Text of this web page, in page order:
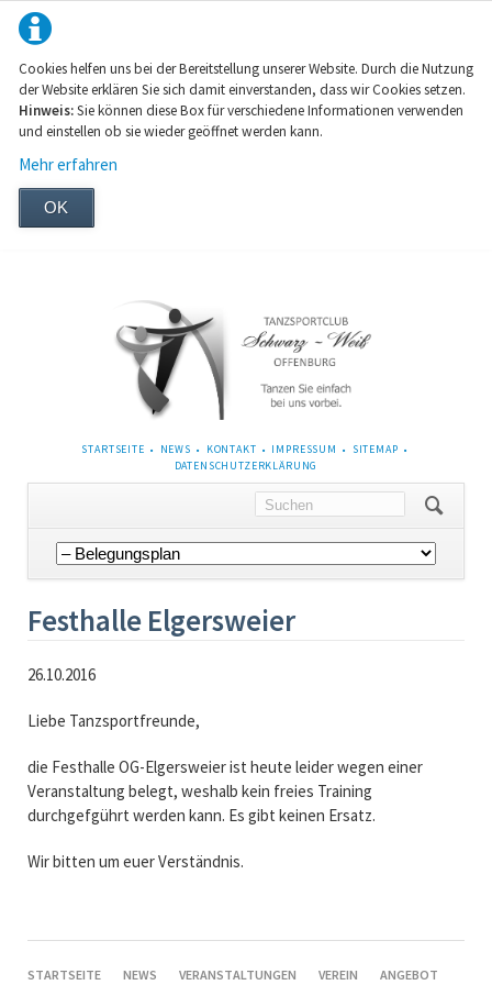
Cookies helfen uns bei der Bereitstellung unserer Website. Durch die Nutzung
der Website erklären Sie sich damit einverstanden, dass wir Cookies setzen.
Hinweis:Sie können diese Box für verschiedene Informationen verwenden
und einstellen ob sie wieder geöffnet werden kann.
Mehr erfahren
OK
NAVIGATION
STARTSEITE NEWS KONTAKT IMPRESSUM
SITEMAP
DATENSCHUTZERKLÄRUNG
Navigation
überspringen
Festhalle Elgersweier
26.10.2016
Liebe Tanzsportfreunde,
die Festhalle OG-Elgersweier ist heute leider wegen einer
Veranstaltung belegt, weshalb kein freies Training
durchgefgührt werden kann. Es gibt keinen Ersatz.
Wir bitten um euer Verständnis.
NAVIGATION
STARTSEITE NEWS VERANSTALTUNGEN VEREIN ANGEBOT